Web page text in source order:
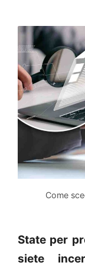
Come
State per
siete